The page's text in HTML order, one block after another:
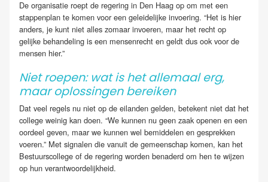
De organisatie roept de regering in Den Haag op om met een
stappenplan te komen voor een geleidelijke invoering. “Het is hier
anders, je kunt niet alles zomaar invoeren, maar het recht op
gelijke behandeling is een mensenrecht en geldt dus ook voor de
mensen hier.”
Niet roepen: wat is het allemaal erg,
maar oplossingen bereiken
Dat veel regels nu niet op de eilanden gelden, betekent niet dat het
college weinig kan doen. “We kunnen nu geen zaak openen en een
oordeel geven, maar we kunnen wel bemiddelen en gesprekken
voeren.” Met signalen die vanuit de gemeenschap komen, kan het
Bestuurscollege of de regering worden benaderd om hen te wijzen
op hun verantwoordelijkheid.